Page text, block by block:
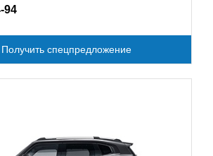
94
Получить спецпредложение